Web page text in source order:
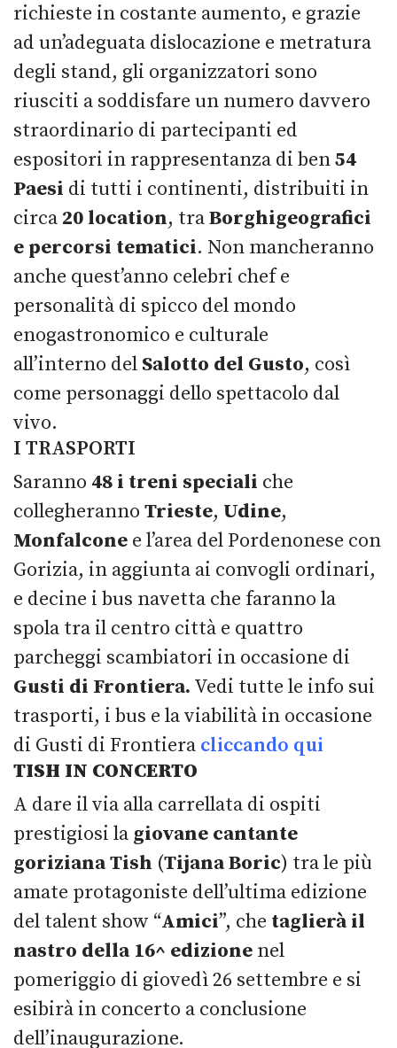
richieste in costante aumento, e grazie
ad un’adeguata dislocazione e metratura
degli stand, gli organizzatori sono
riusciti a soddisfare un numero davvero
straordinario di partecipanti ed
espositori in rappresentanza di ben54
Paesi di tutti i continenti, distribuiti in
circa 20 location, traBorghigeografici
e percorsi tematici. Non mancheranno
anche quest’anno celebri chef e
personalità di spicco del mondo
enogastronomico e culturale
all’interno del Salotto del Gusto, così
come personaggi dello spettacolo dal
vivo.
I TRASPORTI
Saranno 48 i treni speciali che
collegheranno Trieste, Udine,
Monfalcone e l’area del Pordenonese con
Gorizia, in aggiunta ai convogli ordinari,
e decine i bus navetta che faranno la
spola tra il centro città e quattro
parcheggi scambiatori in occasione di
Gusti di Frontiera. Vedi tutte le info sui
trasporti, i bus e la viabilità in occasione
di Gusti di Frontiera cliccando qui
TISH IN CONCERTO
A dare il via alla carrellata di ospiti
prestigiosi la giovane cantante
gorizianaTish (Tijana Boric) tra le più
amate protagoniste dell’ultima edizione
del talent show “Amici”, che taglierà il
nastro della 16^ edizione nel
pomeriggio di giovedì 26 settembre e si
esibirà in concerto a conclusione
dell’inaugurazione.